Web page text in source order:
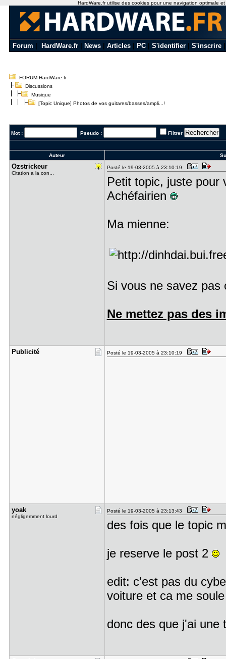
Forum HardWare.fr News Articles PC S'identifier S'inscrire
FORUM HardWare.fr
Discussions
Musique
[Topic Unique] Photos de vos guitares/basses/ampli...!
Mot : Pseudo : Filtrer
Auteur
Ozstrickeu​r
Citation a la con...
Posté le 19-03-2005 à 23:10:19
Petit topic, juste pour
Achéfairien
Ma mienne:
Si vous ne savez
Ne mettez pas des
Publicité Posté le 19-03-2005 à 23:10:19
yoak
négligemment lourd
Posté le 19-03-2005 à 23:13:43
des fois que le topic
je reserve le post 2
edit: c'est pas du
voiture et ca me
donc des que j'ai une
HardWare.fr utilise des cookies pour une navigation optimale